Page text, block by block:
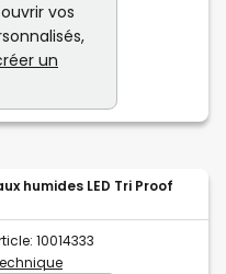
vos
un
humides LED Tri Proof
10014333